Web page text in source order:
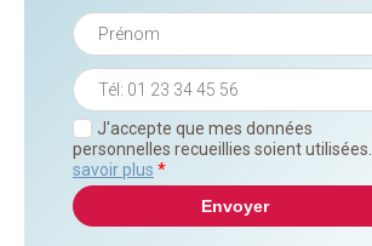
J'accepte que mes données
personnelles recueillies soient utilisées.
savoir plus *